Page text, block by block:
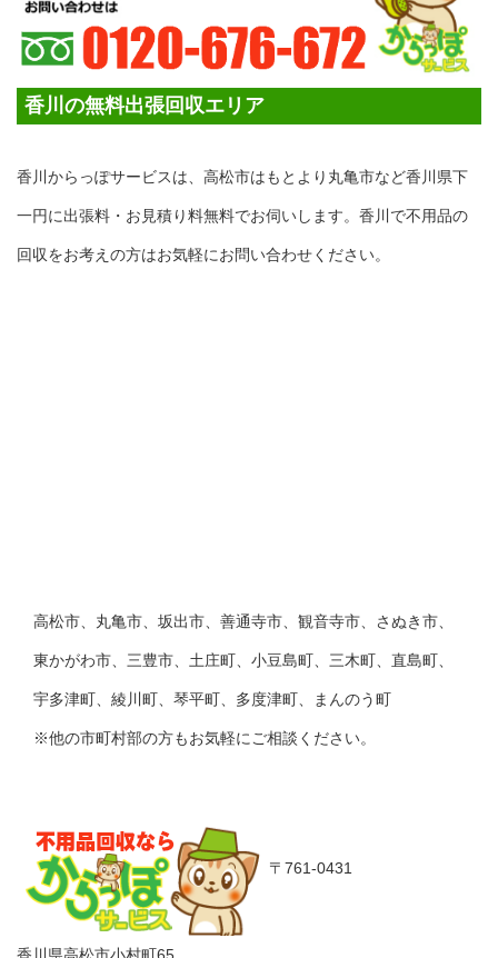
香川の無料出張回収エリア
香川からっぽサービスは、高松市はもとより丸亀市など香川県下
一円に出張料・お見積り料無料でお伺いします。香川で不用品の
回収をお考えの方はお気軽にお問い合わせください。
高松市、丸亀市、坂出市、善通寺市、観音寺市、さぬき市、
東かがわ市、三豊市、土庄町、小豆島町、三木町、直島町、
宇多津町、綾川町、琴平町、多度津町、まんのう町
※他の市町村部の方もお気軽にご相談ください。
〒761-0431